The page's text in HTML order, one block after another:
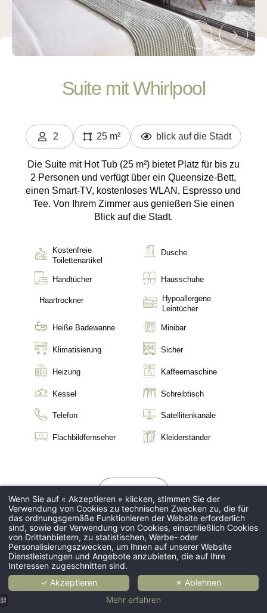
Suite mit Whirlpool
2
Personen
25 m² blick auf die Stadt
Die Suite mit Hot Tub (25 m²) bietet Platz für bis zu
2 Personen und verfügt über ein Queensize-Bett,
einen Smart-TV, kostenloses WLAN, Espresso und
Tee. Von Ihrem Zimmer aus genießen Sie einen
Blick auf die Stadt.
Kostenfreie
Toilettenartikel
Dusche
Handtücher Hausschuhe
Haartrockner
Hypoallergene
Leintücher
Heiße Badewanne Minibar
Klimatisierung Sicher
Heizung Kaffeemaschine
Kessel Schreibtisch
Telefon Satellitenkanäle
Flachbildfernseher Kleiderständer
Entdecken Sie
Wenn Sie auf « Akzeptieren » klicken, stimmen Sie der
Verwendung von Cookies zu technischen Zwecken zu, die für
das ordnungsgemäße Funktionieren der Website erforderlich
sind, sowie der Verwendung von Cookies, einschließlich Cookies
von Drittanbietern, zu statistischen, Werbe- oder
Personalisierungszwecken, um Ihnen auf unserer Website
Dienstleistungen und Angebote anzubieten, die auf Ihre
Interessen zugeschnitten sind.
✓ Akzeptieren
✗ Ablehnen
Mehr erfahren